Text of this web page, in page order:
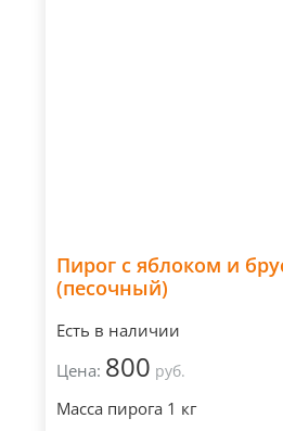
Пирог с яблоком и
(песочный)
Есть в наличии
Цена: 800 руб.
Масса пирога 1 кг